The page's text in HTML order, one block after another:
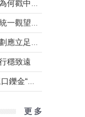
穩致遠
更 多